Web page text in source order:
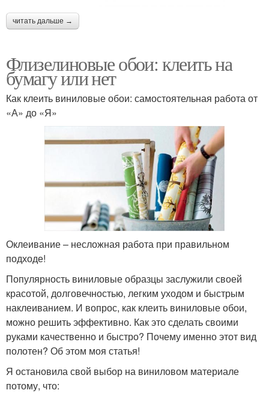
читать дальше →
Флизелиновые обои: клеить на
бумагу или нет
Как клеить виниловые обои: самостоятельная работа от
«А» до «Я»
Оклеивание – несложная работа при правильном
подходе!
Популярность виниловые образцы заслужили своей
красотой, долговечностью, легким уходом и быстрым
наклеиванием. И вопрос, как клеить виниловые обои,
можно решить эффективно. Как это сделать своими
руками качественно и быстро? Почему именно этот вид
полотен? Об этом моя статья!
Я остановила свой выбор на виниловом материале
потому, что: